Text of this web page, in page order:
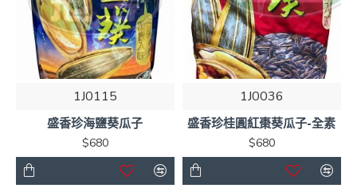
1J0115
盛香珍海鹽葵瓜子
$680
1J0036
盛香珍桂圓紅棗葵瓜子-全素
$680